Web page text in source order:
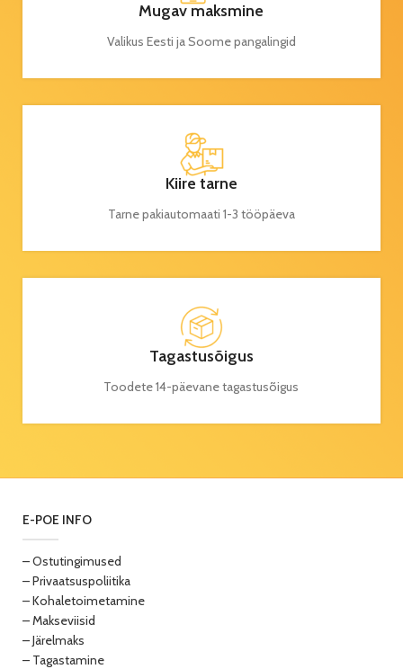
Mugav maksmine
Valikus Eesti ja Soome pangalingid
Kiire tarne
Tarne pakiautomaati 1-3 tööpäeva
Tagastusõigus
Toodete 14-päevane tagastusõigus
E-POE INFO
– Ostutingimused
– Privaatsuspoliitika
– Kohaletoimetamine
– Makseviisid
– Järelmaks
– Tagastamine